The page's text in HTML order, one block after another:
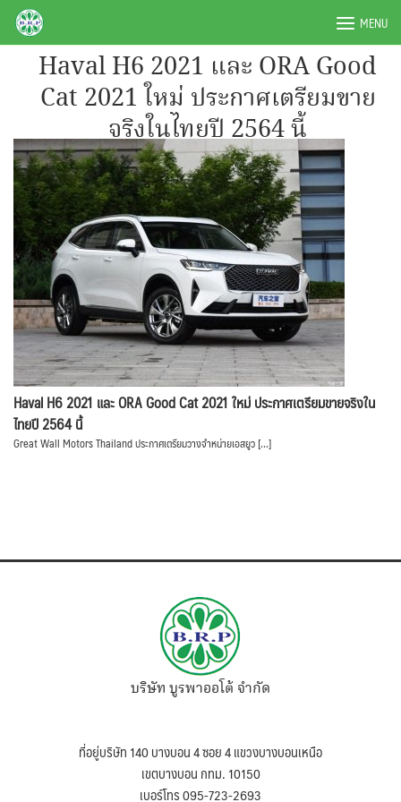
SkipBRPAUTO.COM MENU
Haval H6 2021 และ ORA Good
Cat 2021 ใหม่ ประกาศเตรียมขาย
จริงในไทยปี 2564 นี้
Haval H6 2021 และ ORA Good Cat 2021 ใหม่ ประกาศเตรียมขายจริงใน
ไทยปี 2564 นี้
Great Wall Motors Thailand ประกาศเตรียมวางจำหน่ายเอสยูว […]
บริษัท บูรพาออโต้ จำกัด
ที่อยู่บริษัท 140 บางบอน 4 ซอย 4 แขวงบางบอนเหนือ
เขตบางบอน กทม. 10150
เบอร์โทร 095-723-2693